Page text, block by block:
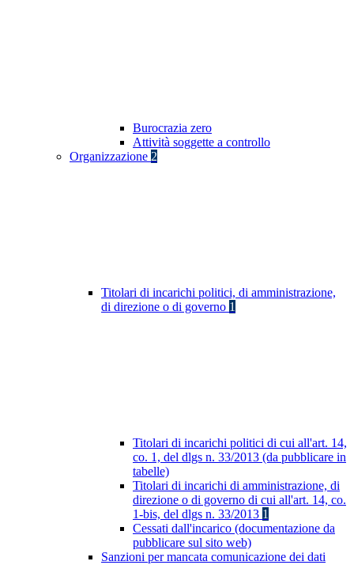
Burocrazia zero
Attività soggette a controllo
Organizzazione 2
Titolari di incarichi politici, di amministrazione,
di direzione o di governo 1
Titolari di incarichi politici di cui all'art. 14,
co. 1, del dlgs n. 33/2013 (da pubblicare in
tabelle)
Titolari di incarichi di amministrazione, di
direzione o di governo di cui all'art. 14, co.
1-bis, del dlgs n. 33/2013 1
Cessati dall'incarico (documentazione da
pubblicare sul sito web)
Sanzioni per mancata comunicazione dei dati